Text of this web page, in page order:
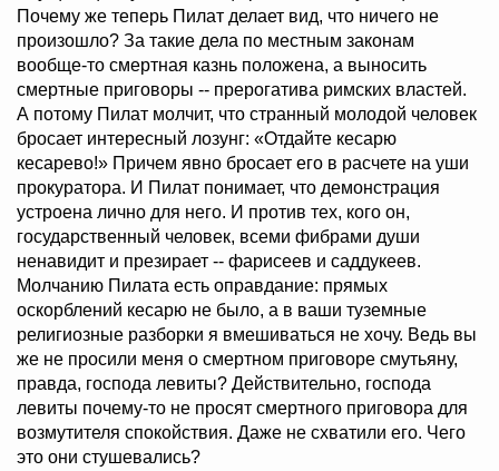
Почему же теперь Пилат делает вид, что ничего не
произошло? За такие дела по местным законам
вообще-то смертная казнь положена, а выносить
смертные приговоры -- прерогатива римских властей.
А потому Пилат молчит, что странный молодой человек
бросает интересный лозунг: «Отдайте кесарю
кесарево!» Причем явно бросает его в расчете на уши
прокуратора. И Пилат понимает, что демонстрация
устроена лично для него. И против тех, кого он,
государственный человек, всеми фибрами души
ненавидит и презирает -- фарисеев и саддукеев.
Молчанию Пилата есть оправдание: прямых
оскорблений кесарю не было, а в ваши туземные
религиозные разборки я вмешиваться не хочу. Ведь вы
же не просили меня о смертном приговоре смутьяну,
правда, господа левиты? Действительно, господа
левиты почему-то не просят смертного приговора для
возмутителя спокойствия. Даже не схватили его. Чего
это они стушевались?